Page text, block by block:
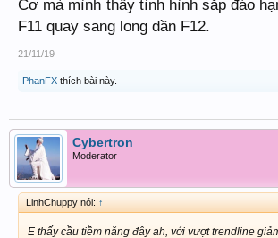
Cơ mà mình thấy tình hình sắp đáo
F11 quay sang long dần F12.
21/11/19
PhanFX thích bài này.
Cybertron
Moderator
LinhChuppy nói: ↑
E thấy cầu tiềm năng đây ah, với vượt trendline